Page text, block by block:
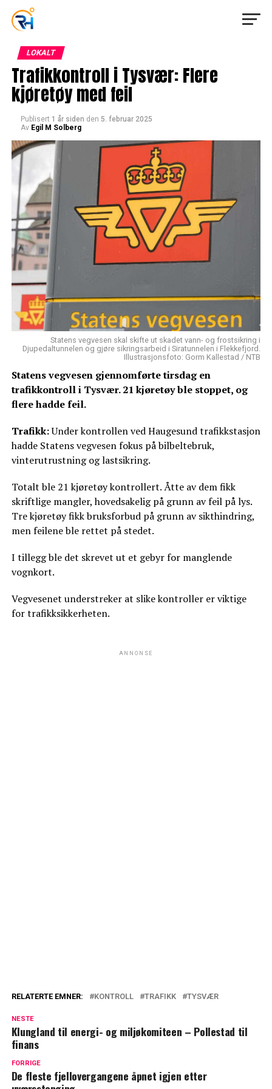
LOKALT
Trafikkontroll i Tysvær: Flere
kjøretøy med feil
Publisert 1 år siden den 5. februar 2025
Av Egil M Solberg
Statens vegvesen skal skifte ut skadet vann- og frostsikring i
Djupedaltunnelen og gjøre sikringsarbeid i Siratunnelen i Flekkefjord.
Illustrasjonsfoto: Gorm Kallestad / NTB
Statens vegvesen gjennomførte tirsdag en
trafikkontroll i Tysvær. 21 kjøretøy ble stoppet, og
flere hadde feil.
Trafikk:Under kontrollen ved Haugesund trafikkstasjon
hadde Statens vegvesen fokus på bilbeltebruk,
vinterutrustning og lastsikring.
Totalt ble 21 kjøretøy kontrollert. Åtte av dem fikk
skriftlige mangler, hovedsakelig på grunn av feil på lys.
Tre kjøretøy fikk bruksforbud på grunn av sikthindring,
men feilene ble rettet på stedet.
I tillegg ble det skrevet ut et gebyr for manglende
vognkort.
Vegvesenet understreker at slike kontroller er viktige
for trafikksikkerheten.
ANNONSE
RELATERTE EMNER: KONTROLL TRAFIKK TYSVÆR
NESTE
Klungland til energi- og miljøkomiteen – Pollestad til
finans
FORRIGE
De fleste fjellovergangene åpnet igjen etter